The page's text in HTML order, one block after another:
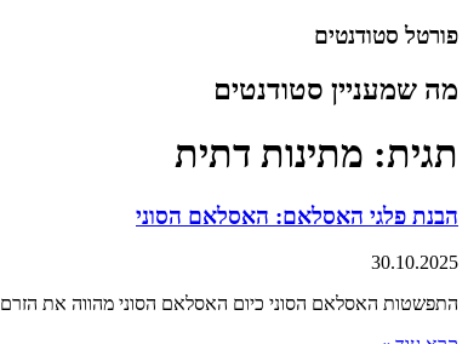
דלג
פורטל סטודנטים
מה שמעניין סטודנטים
תגית: מתינות דתית
הבנת פלגי האסלאם: האסלאם הסוני
30.10.2025
התפשטות האסלאם הסוני כיום האסלאם הסוני מהווה את הזרם הגדול ביותר באסלאם, ומוערך כי בין 87%